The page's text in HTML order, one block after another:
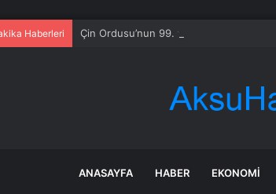
Haberleri Çin Ordusu’nun 99. yılı Ankara’da kutlandı
ANASAYFA HABER EKONOMI